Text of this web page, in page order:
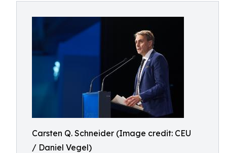
Carsten Q. Schneider (Image credit: CEU
/ Daniel Vegel)